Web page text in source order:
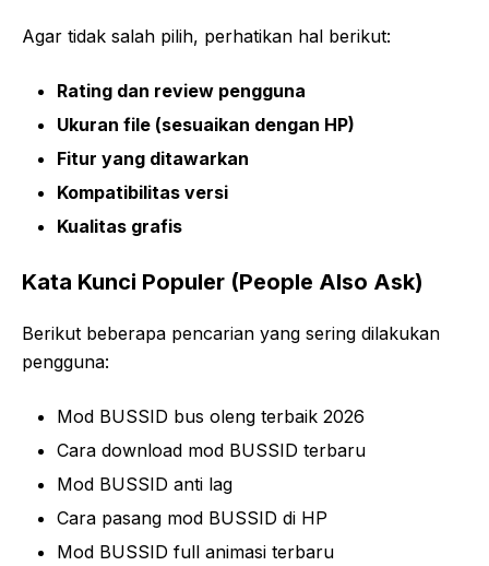
Agar tidak salah pilih, perhatikan hal berikut:
Rating dan review pengguna
Ukuran file (sesuaikan dengan HP)
Fitur yang ditawarkan
Kompatibilitas versi
Kualitas grafis
Kata Kunci Populer (People Also Ask)
Berikut beberapa pencarian yang sering dilakukan
pengguna:
Mod BUSSID bus oleng terbaik 2026
Cara download mod BUSSID terbaru
Mod BUSSID anti lag
Cara pasang mod BUSSID di HP
Mod BUSSID full animasi terbaru